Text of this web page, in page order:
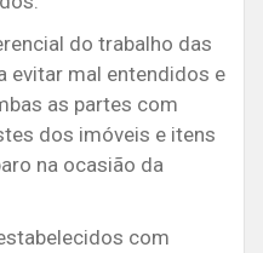
do trabalho das
evitar mal entendidos e
as partes com
dos imóveis e itens
na ocasião da
com